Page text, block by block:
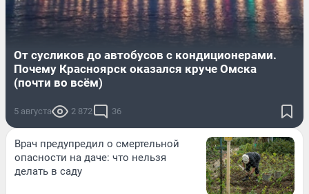
От сусликов до автобусов с кондиционерами.
Почему Красноярск оказался круче Омска
(почти во всём)
5 августа 2 872 36
Врач предупредил о смертельной
опасности на даче: что нельзя
делать в саду